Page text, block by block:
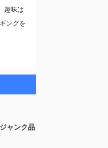
趣味は
ングを
ャンク品